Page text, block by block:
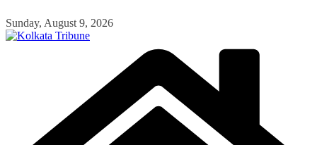
Skip
to
Sunday, August 9, 2026